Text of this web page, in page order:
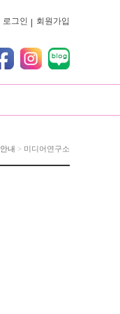
로그인 회원가입
내 > 미디어연구소